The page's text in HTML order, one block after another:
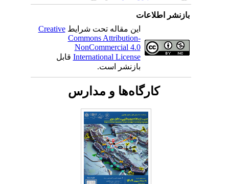
بازنشر اطلاعات
این مقاله تحت شرایطCreative
Commons Attribution-
NonCommercial 4.0
International Licenseقابل
بازنشر است.
کارگاه‌ها و مدارس